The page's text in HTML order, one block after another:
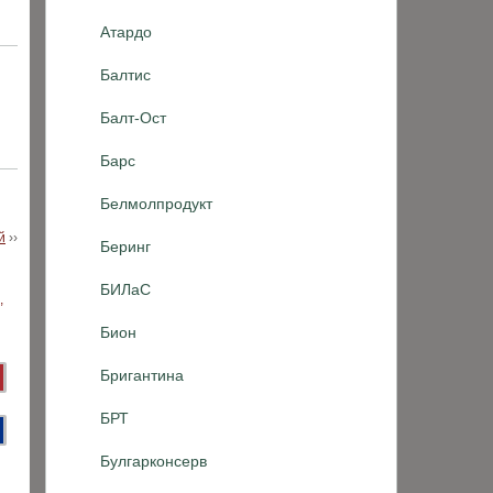
Атардо
Балтис
Балт-Ост
Барс
Белмолпродукт
Беринг
БИЛаС
Бион
Бригантина
БРТ
Булгарконсерв
››